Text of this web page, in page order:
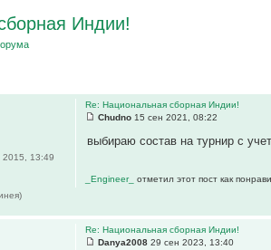
Индии!
Re: Национальная сборная Индии!
Chudno 15 сен 2021, 08:22
выбираю состав на турнир с
_Engineer_ отметил этот пост как
13:49
Re: Национальная сборная Индии!
Danya2008 29 сен 2023, 13:40